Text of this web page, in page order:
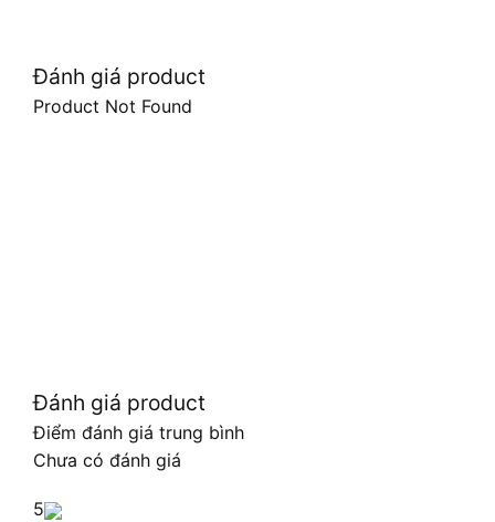
Đánh giá product
Product Not Found
Đánh giá product
Điểm đánh giá trung bình
Chưa có đánh giá
5